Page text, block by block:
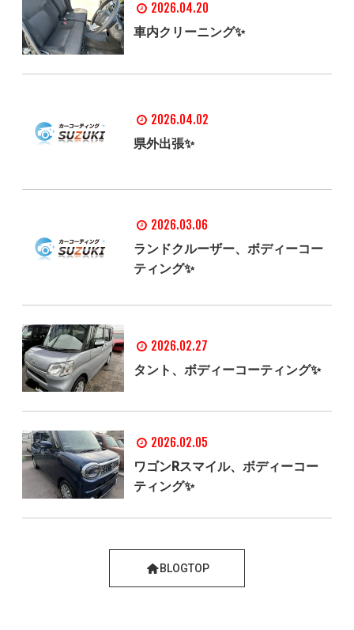
2026.04.20
車内クリーニング✨
2026.04.02
県外出張✨
2026.03.06
ランドクルーザー、ボディーコー
ティング✨
2026.02.27
タント、ボディーコーティング✨
2026.02.05
ワゴンRスマイル、ボディーコー
ティング✨
BLOGTOP